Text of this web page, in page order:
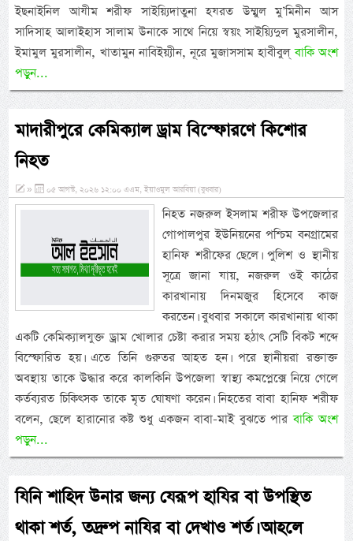
ইছনাইনিল আযীম শরীফ সাইয়্যিদাতুনা হযরত উম্মুল মু’মিনীন আস
সাদিসাহ আলাইহাস সালাম উনাকে সাথে নিয়ে স্বয়ং সাইয়্যিদুল মুরসালীন,
ইমামুল মুরসালীন, খাতামুন নাবিইয়্যীন, নূরে মুজাসসাম হাবীবুল্বাকি অংশ
পড়ুন...
মাদারীপুরে কেমিক্যাল ড্রাম বিস্ফোরণে কিশোর
নিহত
» ০৫ আগস্ট, ২০২৬ ১২:০০ এএম, ইয়াওমুল আরবিয়া (বুধবার)
নিহত নজরুল ইসলাম শরীফ উপজেলার
গোপালপুর ইউনিয়নের পশ্চিম বনগ্রামের
হানিফ শরীফের ছেলে। পুলিশ ও স্থানীয়
সূত্রে জানা যায়, নজরুল ওই কাঠের
কারখানায় দিনমজুর হিসেবে কাজ
করতেন। বুধবার সকালে কারখানায় থাকা
একটি কেমিক্যালযুক্ত ড্রাম খোলার চেষ্টা করার সময় হঠাৎ সেটি বিকট শব্দে
বিস্ফোরিত হয়। এতে তিনি গুরুতর আহত হন। পরে স্থানীয়রা রক্তাক্ত
অবস্থায় তাকে উদ্ধার করে কালকিনি উপজেলা স্বাস্থ্য কমপ্লেক্সে নিয়ে গেলে
কর্তব্যরত চিকিৎসক তাকে মৃত ঘোষণা করেন। নিহতের বাবা হানিফ শরীফ
বলেন, ছেলে হারানোর কষ্ট শুধু একজন বাবা-মাই বুঝতে পারবাকি অংশ
পড়ুন...
যিনি শাহিদ উনার জন্য যেরূপ হাযির বা উপস্থিত
থাকা শর্ত, তদ্রুপ নাযির বা দেখাও শর্ত। আহলে